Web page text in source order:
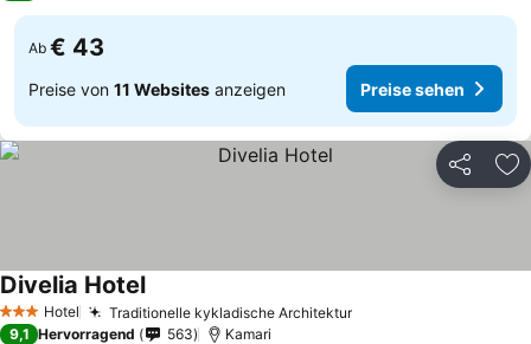
Ab € 43
Preise von 11 Websites anzeigen Preise sehen
Teilen
3 SterneHotel Traditionelle kykladische Architektur
Divelia Hotel
9,1 Hervorragend 563 Kamari